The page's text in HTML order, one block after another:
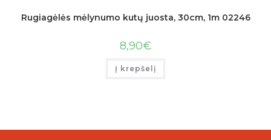
Rugiagėlės mėlynumo kutų juosta, 30cm, 1m 02246
8,90€
Į krepšelį